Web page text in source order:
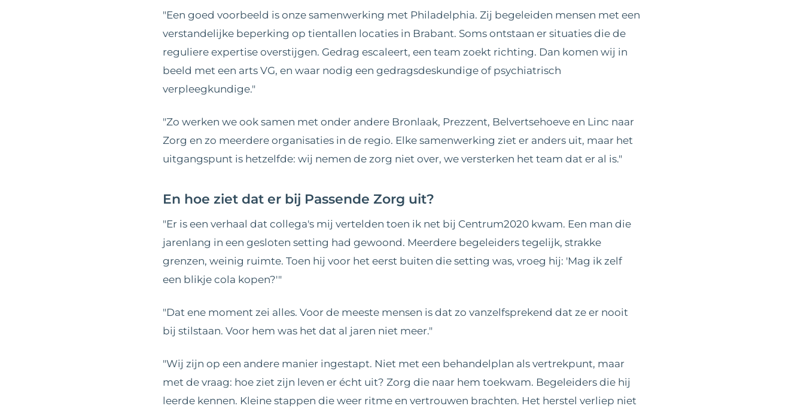
"Een goed voorbeeld is onze samenwerking met Philadelphia. Zij begeleiden mensen met een
verstandelijke beperking op tientallen locaties in Brabant. Soms ontstaan er situaties die de
reguliere expertise overstijgen. Gedrag escaleert, een team zoekt richting. Dan komen wij in
beeld met een arts VG, en waar nodig een gedragsdeskundige of psychiatrisch
verpleegkundige."
"Zo werken we ook samen met onder andere Bronlaak, Prezzent, Belvertsehoeve en Linc naar
Zorg en zo meerdere organisaties in de regio. Elke samenwerking ziet er anders uit, maar het
uitgangspunt is hetzelfde: wij nemen de zorg niet over, we versterken het team dat er al is."
En hoe ziet dat er bij Passende Zorg uit?
"Er is een verhaal dat collega's mij vertelden toen ik net bij Centrum2020 kwam. Een man die
jarenlang in een gesloten setting had gewoond. Meerdere begeleiders tegelijk, strakke
grenzen, weinig ruimte. Toen hij voor het eerst buiten die setting was, vroeg hij: 'Mag ik zelf
een blikje cola kopen?'"
"Dat ene moment zei alles. Voor de meeste mensen is dat zo vanzelfsprekend dat ze er nooit
bij stilstaan. Voor hem was het dat al jaren niet meer."
"Wij zijn op een andere manier ingestapt. Niet met een behandelplan als vertrekpunt, maar
met de vraag: hoe ziet zijn leven er écht uit? Zorg die naar hem toekwam. Begeleiders die hij
leerde kennen. Kleine stappen die weer ritme en vertrouwen brachten. Het herstel verliep niet